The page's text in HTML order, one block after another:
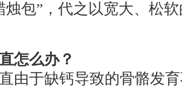
烛包”，代之以宽大、松
怎么办？
由于缺钙导致的骨骼发